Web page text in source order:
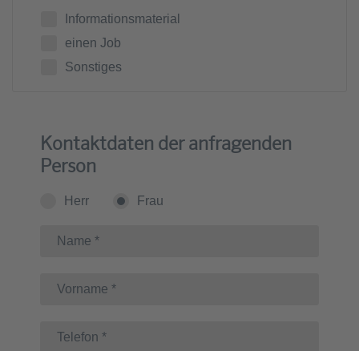
Informationsmaterial
einen Job
Sonstiges
Kontaktdaten der anfragenden
Person
Herr Frau